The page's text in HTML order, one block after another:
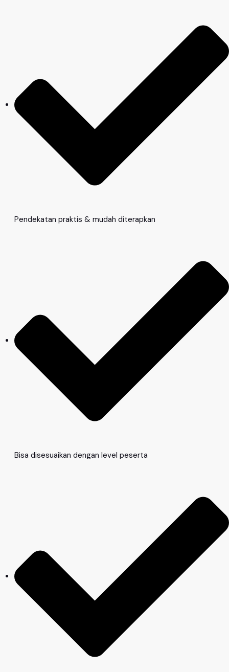
Pendekatan praktis & mudah diterapkan
Bisa disesuaikan dengan level peserta